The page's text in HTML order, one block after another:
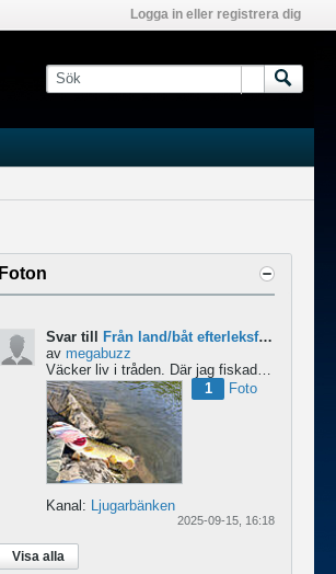
Logga in eller registrera dig
Foton
Svar till
Från land/båt efterleksfiske 2024 efter gädda
av megabuzz
Väcker liv i tråden. Där jag fiskade i våras så lekte gäddorna från början av mars hela vägen in i juni...
1
Foto
Kanal: Ljugarbänken
2025-09-15, 16:18
Visa alla